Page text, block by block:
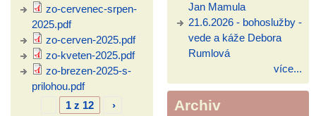
zo-cervenec-srpen-
2025.pdf
zo-cerven-2025.pdf
zo-kveten-2025.pdf
zo-brezen-2025-s-
prilohou.pdf
1 z 12
›
Jan Mamula
21.6.2026 - bohoslužby -
vede a káže Debora
Rumlová
více...
Archiv